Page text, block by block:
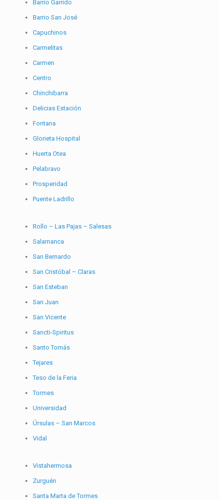
Barrio Garrido
Barrio San José
Capuchinos
Carmelitas
Carmen
Centro
Chinchibarra
Delicias Estación
Fontana
Glorieta Hospital
Huerta Otea
Pelabravo
Prosperidad
Puente Ladrillo
Rollo – Las Pajas – Salesas
Salamanca
San Bernardo
San Cristóbal – Claras
San Esteban
San Juan
San Vicente
Sancti-Spiritus
Santo Tomás
Tejares
Teso de la Feria
Tormes
Universidad
Úrsulas – San Marcos
Vidal
Vistahermosa
Zurguén
Santa Marta de Tormes